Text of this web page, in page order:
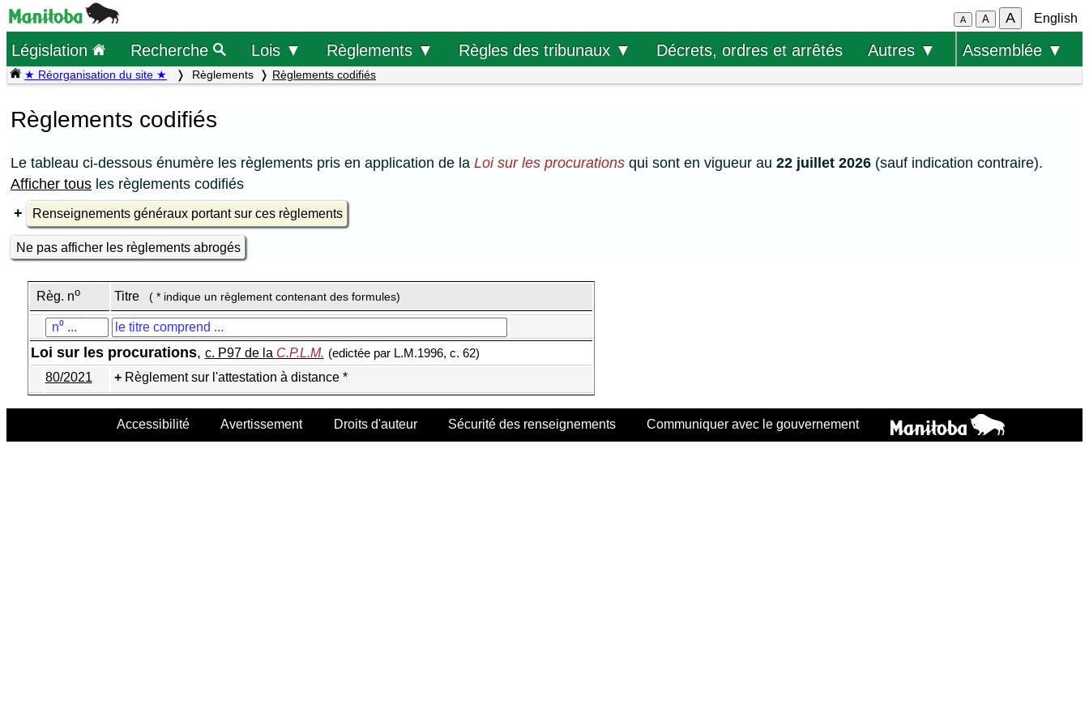
A A A English
Législation Recherche Lois ▼ Règlements ▼ Règles des tribunaux ▼ Décrets, ordres et arrêtés Autres ▼ Assemblée ▼
★ Réorganisation du site ★ Règlements Règlements codifiés
Règlements codifiés
Le tableau ci-dessous énumère les règlements pris en application de la Loi sur les procurations qui sont en vigueur au 22 juillet 2026 (sauf indication contraire).
Afficher tous les règlements codifiés
Renseignements généraux portant sur ces règlements
Ne pas afficher les règlements abrogés
Règ. no Titre ( * indique un règlement contenant des formules)
Loi sur les procurations, c. P97 de la C.P.L.M. (edictée par L.M.1996, c. 62)
80/2021
Règlement sur l'attestation à distance *
Accessibilité Avertissement Droits d'auteur Sécurité des renseignements Communiquer avec le gouvernement